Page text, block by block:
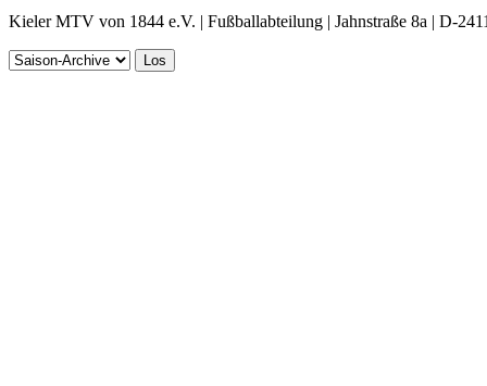
Kieler MTV von 1844 e.V. | Fußballabteilung | Jahnstraße 8a | D-